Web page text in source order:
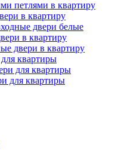
петлями в квартиру
в квартиру
двери белые
в квартиру
двери в квартиру
квартиры
для квартиры
для квартиры